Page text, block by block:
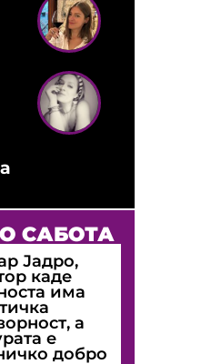
САБОТА
Јадро,
каде
има
а
е
добро